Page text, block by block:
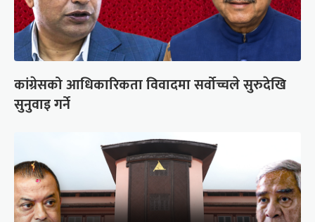
कांग्रेसको आधिकारिकता विवादमा सर्वोच्चले सुरुदेखि
सुनुवाइ गर्ने